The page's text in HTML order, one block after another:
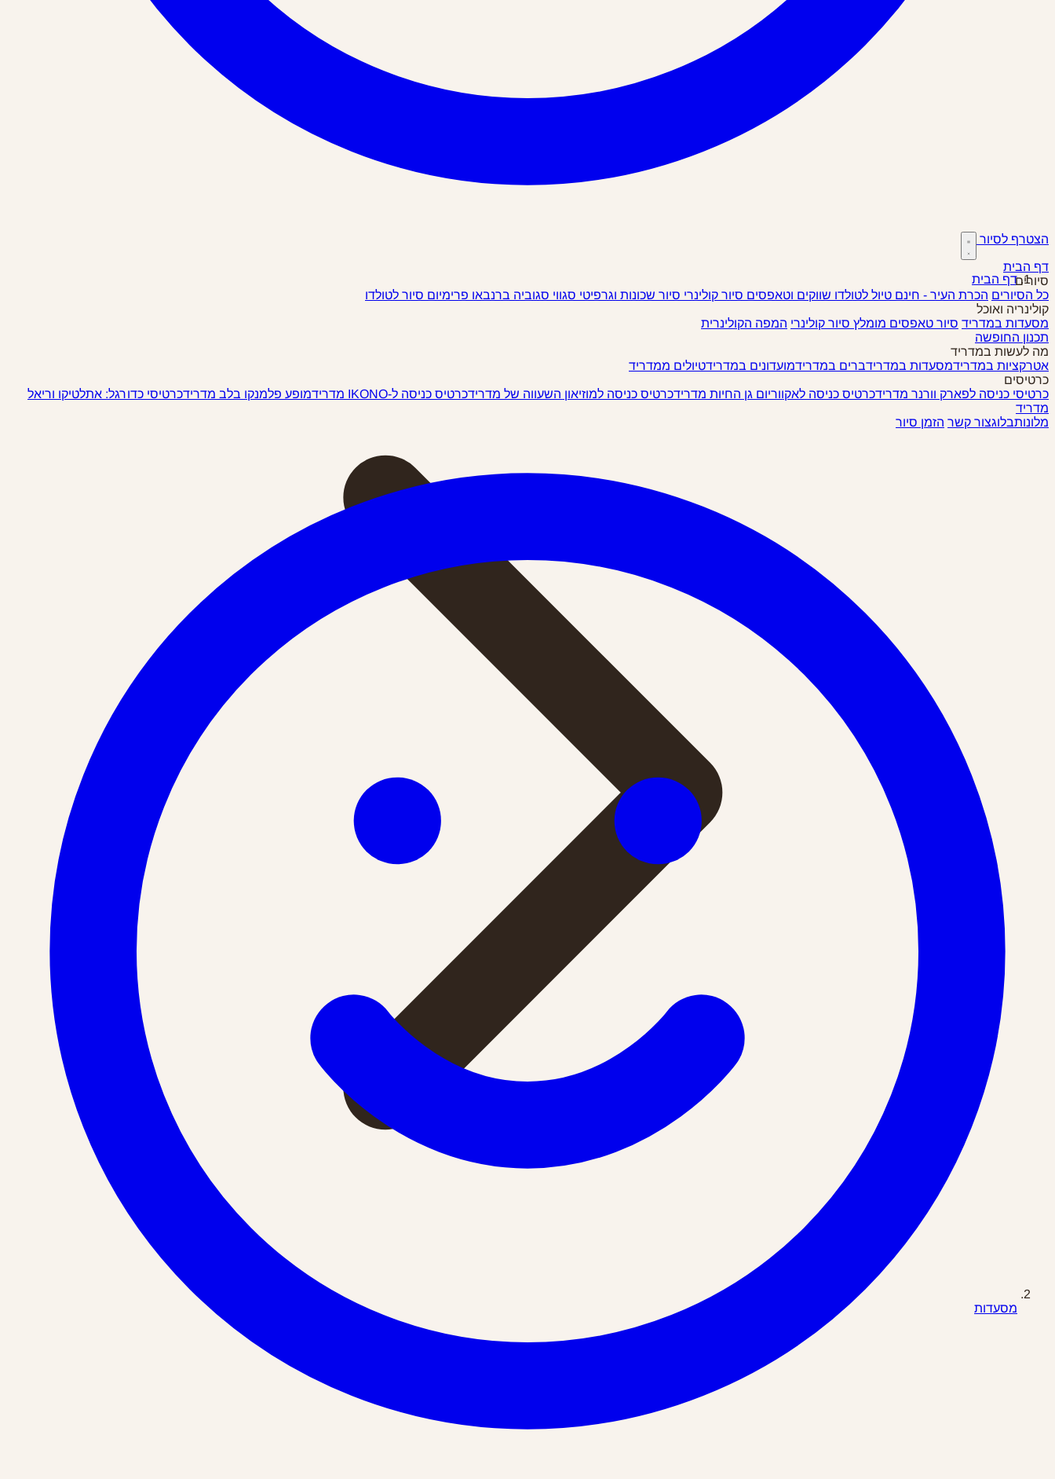
הצטרף לסיור
דף הבית
סיורים
כל הסיורים הכרת העיר - חינם טיול לטולדו שווקים וטאפסים סיור קולינרי סיור שכונות וגרפיטי סגווי סגוביה ברנבאו פרימיום סיור לטולדו
קולינריה ואוכל
מסעדות במדריד סיור טאפסים מומלץ סיור קולינרי המפה הקולינרית
תכנון החופשה
מה לעשות במדריד
אטרקציות במדרידמסעדות במדרידברים במדרידמועדונים במדרידטיולים ממדריד
כרטיסים
כרטיסי כניסה לפארק וורנר מדרידכרטיס כניסה לאקווריום גן החיות מדרידכרטיס כניסה למוזיאון השעווה של מדרידכרטיס כניסה ל-IKONO מדריד מופע פלמנקו בלב מדרידכרטיסי כדורגל: אתלטיקו וריאל
מדריד
מלונותבלוגצור קשר הזמן סיור
דף הבית
מסעדות